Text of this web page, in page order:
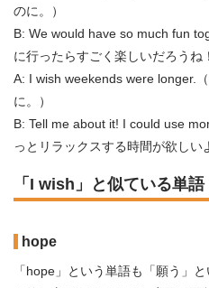
のに。）
B: We would have so much fun
に行ったらすごく楽しいだろうね
A: I wish weekends were longer.
に。）
B: Tell me about it! I could use
っとリラックスする時間が欲しい
「I wish」と似ている単
hope
「hope」という単語も「願う」